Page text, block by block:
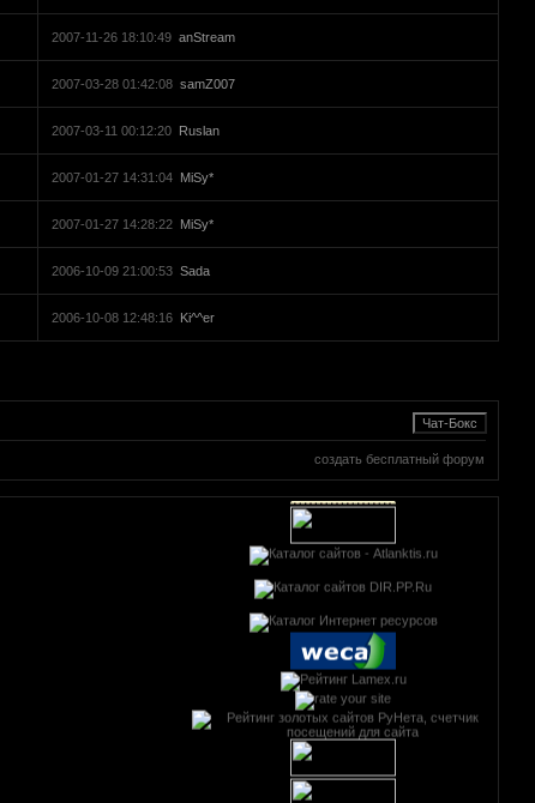
2007-11-26 18:10:49 anStream
2007-03-28 01:42:08 samZ007
2007-03-11 00:12:20 Ruslan
2007-01-27 14:31:04 MiSy*
2007-01-27 14:28:22 MiSy*
2006-10-09 21:00:53 Sada
2006-10-08 12:48:16 Ki^^er
создать бесплатный форум